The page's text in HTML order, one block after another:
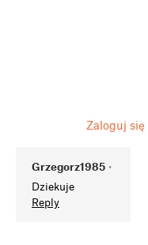
Zaloguj się
Grzegorz1985 •
Dziekuje
Reply